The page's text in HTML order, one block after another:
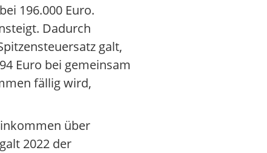
196.000 Euro.
Dadurch
galt,
Euro bei gemeinsam
fällig wird,
über
2022 der